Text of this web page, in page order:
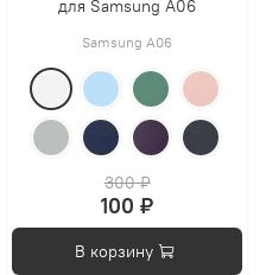
для Samsung A06
Samsung A06
300 ₽
100 ₽
В корзину